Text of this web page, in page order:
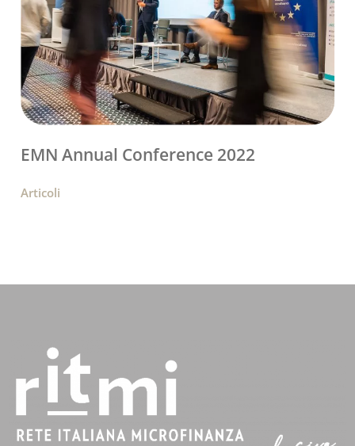
EMN Annual Conference 2022
Articoli